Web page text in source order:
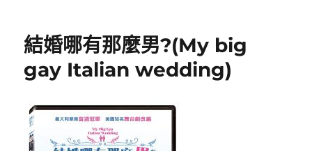
病
(Bed
6)〉
結婚哪有那麼男?(My big
gay Italian wedding)